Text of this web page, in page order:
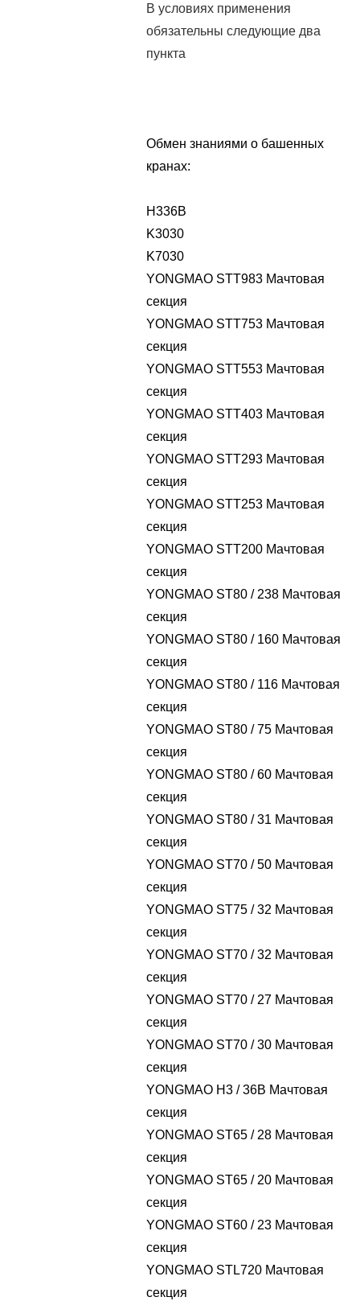
В условиях применения
обязательны следующие два
пункта
Обмен знаниями о башенных
кранах:
H336B
K3030
K7030
YONGMAO STT983 Мачтовая
секция
YONGMAO STT753 Мачтовая
секция
YONGMAO STT553 Мачтовая
секция
YONGMAO STT403 Мачтовая
секция
YONGMAO STT293 Мачтовая
секция
YONGMAO STT253 Мачтовая
секция
YONGMAO STT200 Мачтовая
секция
YONGMAO ST80 / 238 Мачтовая
секция
YONGMAO ST80 / 160 Мачтовая
секция
YONGMAO ST80 / 116 Мачтовая
секция
YONGMAO ST80 / 75 Мачтовая
секция
YONGMAO ST80 / 60 Мачтовая
секция
YONGMAO ST80 / 31 Мачтовая
секция
YONGMAO ST70 / 50 Мачтовая
секция
YONGMAO ST75 / 32 Мачтовая
секция
YONGMAO ST70 / 32 Мачтовая
секция
YONGMAO ST70 / 27 Мачтовая
секция
YONGMAO ST70 / 30 Мачтовая
секция
YONGMAO H3 / 36B Мачтовая
секция
YONGMAO ST65 / 28 Мачтовая
секция
YONGMAO ST65 / 20 Мачтовая
секция
YONGMAO ST60 / 23 Мачтовая
секция
YONGMAO STL720 Мачтовая
секция